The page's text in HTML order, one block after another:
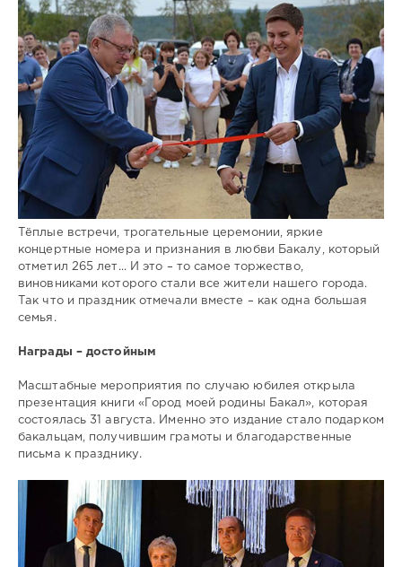
рудоуправление
Тёплые встречи, трогательные церемонии, яркие
концертные номера и признания в любви Бакалу, который
отметил 265 лет... И это – то самое торжество,
виновниками которого стали все жители нашего города.
Так что и праздник отмечали вместе – как одна большая
семья.
Награды – достойным
Масштабные мероприятия по случаю юбилея открыла
презентация книги «Город моей родины Бакал», которая
состоялась 31 августа. Именно это издание стало подарком
бакальцам, получившим грамоты и благодарственные
письма к празднику.